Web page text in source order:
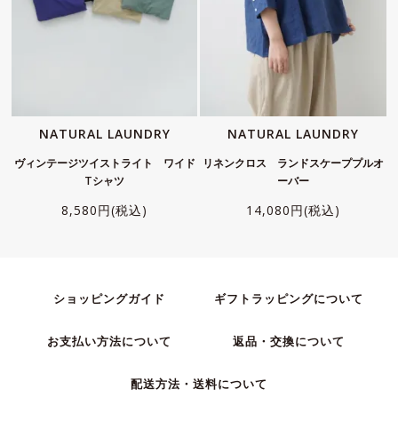
NATURAL LAUNDRY
ヴィンテージツイストライト ワイド
Tシャツ
8,580円(税込)
NATURAL LAUNDRY
リネンクロス ランドスケーププルオ
ーバー
14,080円(税込)
ショッピングガイド ギフトラッピングについて
お支払い方法について 返品・交換について
配送方法・送料について